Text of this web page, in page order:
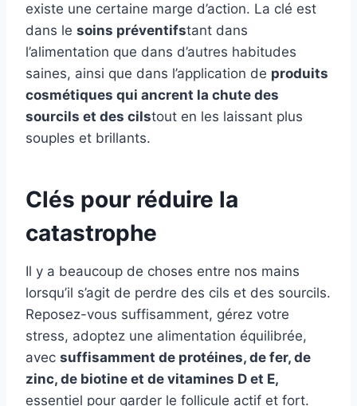
existe une certaine marge d’action. La clé est
dans le soins préventifstant dans
l’alimentation que dans d’autres habitudes
saines, ainsi que dans l’application de produits
cosmétiques qui ancrent la chute des
sourcils et des cilstout en les laissant plus
souples et brillants.
Clés pour réduire la
catastrophe
Il y a beaucoup de choses entre nos mains
lorsqu’il s’agit de perdre des cils et des sourcils.
Reposez-vous suffisamment, gérez votre
stress, adoptez une alimentation équilibrée,
avec suffisamment de protéines, de fer, de
zinc, de biotine et de vitamines D et E,
essentiel pour garder le follicule actif et fort.